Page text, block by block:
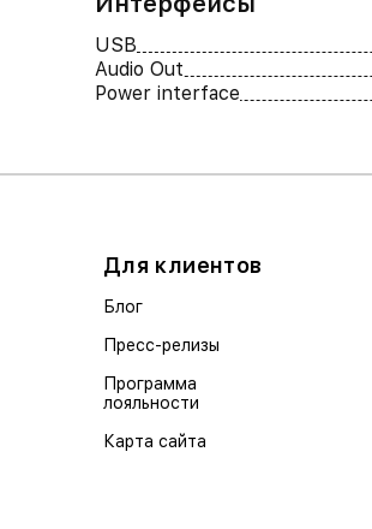
USB
Audio Out
Power interface
Для клиентов
Блог
Пресс-релизы
Программа
лояльности
Карта сайта